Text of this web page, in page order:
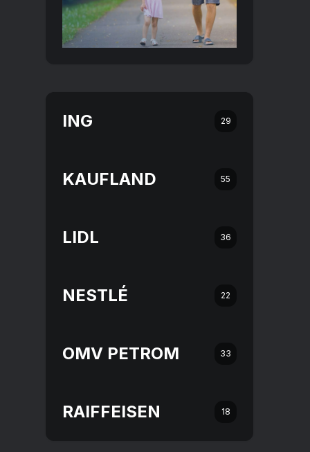
ING 29
KAUFLAND 55
LIDL 36
NESTLÉ 22
OMV PETROM 33
RAIFFEISEN 18